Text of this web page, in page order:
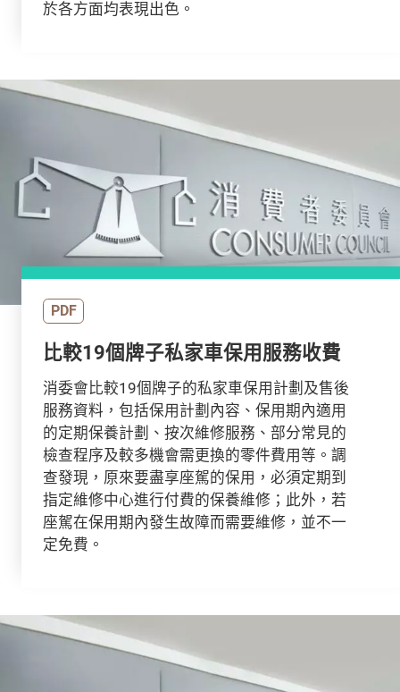
於各方面均表現出色。
PDF
比較19個牌子私家車保用服務收費
消委會比較19個牌子的私家車保用計劃及售後
服務資料，包括保用計劃內容、保用期內適用
的定期保養計劃、按次維修服務、部分常見的
檢查程序及較多機會需更換的零件費用等。調
查發現，原來要盡享座駕的保用，必須定期到
指定維修中心進行付費的保養維修；此外，若
座駕在保用期內發生故障而需要維修，並不一
定免費。